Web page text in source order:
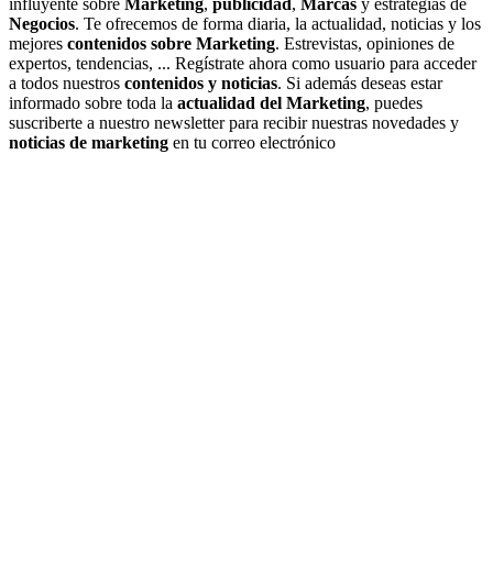
influyente sobre Marketing, publicidad , Marcas y estrategias de
Negocios. Te ofrecemos de forma diaria, la actualidad, noticias y los
mejores contenidos sobre Marketing. Estrevistas, opiniones de
expertos, tendencias, ... Regístrate ahora como usuario para acceder
a todos nuestros contenidos y noticias. Si además deseas estar
informado sobre toda la actualidad del Marketing, puedes
suscriberte a nuestro newsletter para recibir nuestras novedades y
noticias de marketing en tu correo electrónico